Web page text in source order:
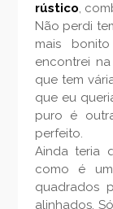
rústico,
Não perdi
mais
encontrei na
que tem
que eu
puro é
perfeito.
Ainda teria
como é
quadrados
alinhados.